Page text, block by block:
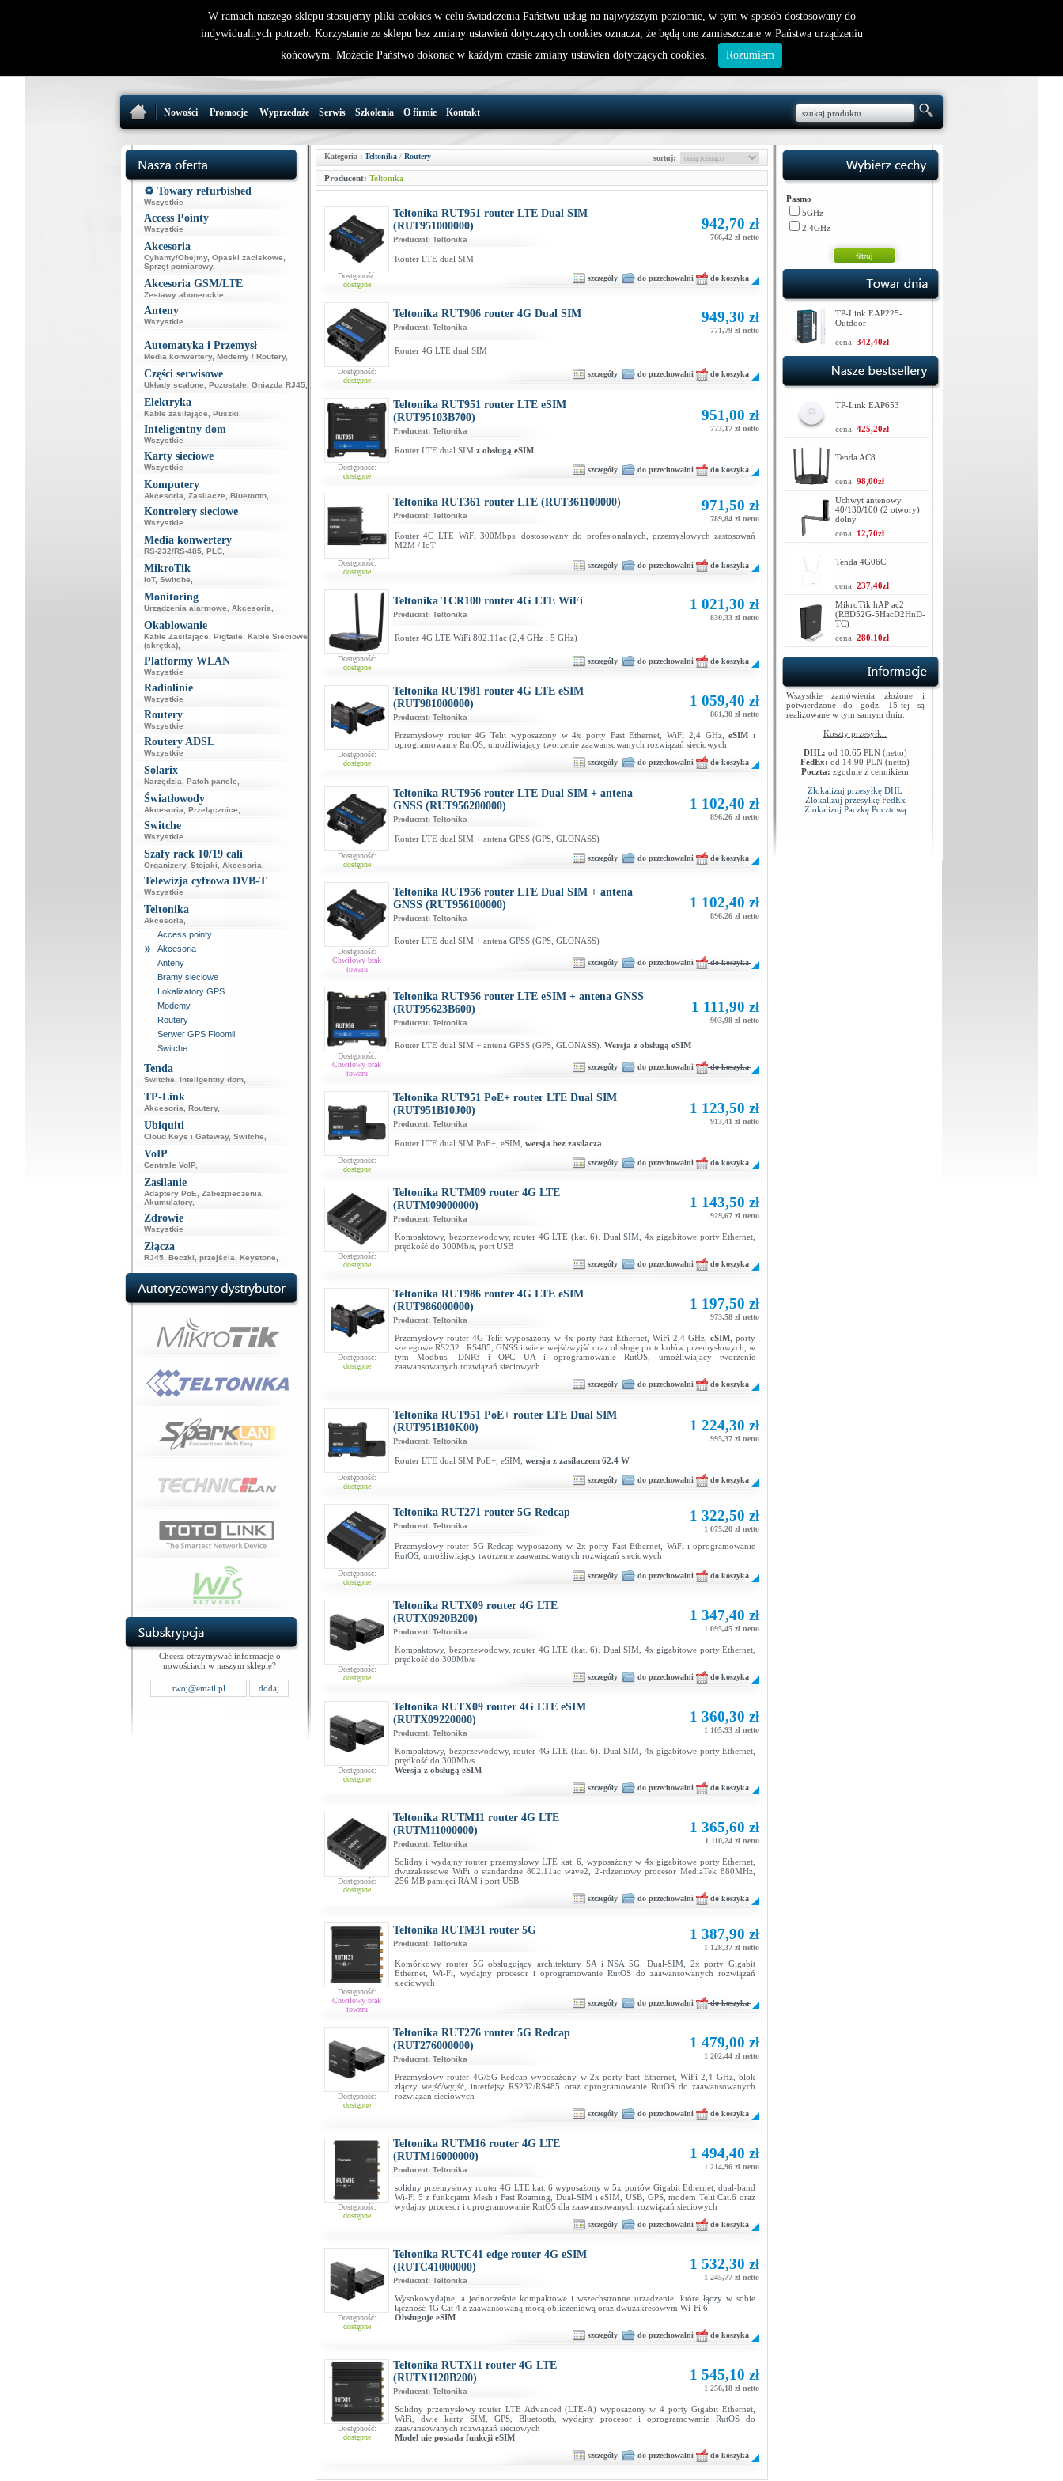
nowy klient
32 721 86 72
support@wirelesslan.com.pl
W koszyku jest 0 produktów(y)
Nowości Promocje Wyprzedaże Serwis Szkolenia O firmie Kontakt
♻️ Towary refurbished
Wszystkie
Access Pointy
Wszystkie
Akcesoria
Cybanty/Obejmy, Opaski zaciskowe
Sprzęt pomiarowy,
Akcesoria GSM/LTE
Zestawy abonenckie
Anteny
Wszystkie
Automatyka i Przemysł
Media konwertery, Modemy / Routery,
Części serwisowe
Układy scalone Pozostałe Gniazda RJ45,
Elektryka
Kable zasilające Puszki
Inteligentny dom
Wszystkie
Karty sieciowe
Wszystkie
Komputery
Akcesoria Zasilacze Bluetooth,
Kontrolery sieciowe
Wszystkie
Media konwertery
RS-232/RS-485, PLC,
MikroTik
IoT, Switche
Monitoring
Urządzenia alarmowe Akcesoria
Okablowanie
Kable Zasilające Pigtaile
Kable Sieciowe
(skrętka),
Platformy WLAN
Wszystkie
Radiolinie
Wszystkie
Routery
Wszystkie
Routery ADSL
Wszystkie
Solarix
Narzędzia Patch panele
Światłowody
Akcesoria Przełącznice
Switche
Wszystkie
Szafy rack 10/19 cali
Organizery, Stojaki Akcesoria
Telewizja cyfrowa DVB-T
Wszystkie
Teltonika
Akcesoria
Access pointy
Akcesoria
Anteny
Bramy sieciowe
Lokalizatory GPS
Modemy
Routery
Serwer GPS Floomli
Switche
Tenda
Switche Inteligentny dom,
TP-Link
Akcesoria Routery,
Ubiquiti
Cloud Keys i Gateway, Switche
VoIP
Centrale VoIP,
Zasilanie
Adaptery PoE Zabezpieczenia
Akumulatory,
Zdrowie
Wszystkie
Złącza
RJ45, Beczki, przejścia Keystone
Chcesz otrzymywać informacje o
nowościach w naszym sklepie?
Kategoria : Teltonika / Routery sortuj:
Producent: Teltonika
Dostępność:
dostępne
Teltonika RUT951 router LTE Dual SIM
(RUT951000000)
Producent: Teltonika
942,70 zł
766,42 zł netto
Router LTE dual SIM
szczegóły do przechowalni do koszyka
Dostępność:
dostępne
Teltonika RUT906 router 4G Dual SIM
Producent: Teltonika
949,30 zł
771,79 zł netto
Router 4G LTE dual SIM
szczegóły do przechowalni do koszyka
Dostępność:
dostępne
Teltonika RUT951 router LTE eSIM
(RUT95103B700)
Producent: Teltonika
951,00 zł
773,17 zł netto
Router LTE dual SIM z obsługą eSIM
szczegóły do przechowalni do koszyka
Dostępność:
dostępne
Teltonika RUT361 router LTE (RUT361100000)
Producent: Teltonika
971,50 zł
789,84 zł netto
Router 4G LTE WiFi 300Mbps, dostosowany do profesjonalnych, przemysłowych zastosowań
M2M / IoT
szczegóły do przechowalni do koszyka
Dostępność:
dostępne
Teltonika TCR100 router 4G LTE WiFi
Producent: Teltonika
1 021,30 zł
830,33 zł netto
Router 4G LTE WiFi 802.11ac (2,4 GHz i 5 GHz)
szczegóły do przechowalni do koszyka
Dostępność:
dostępne
Teltonika RUT981 router 4G LTE eSIM
(RUT981000000)
Producent: Teltonika
1 059,40 zł
861,30 zł netto
Przemysłowy router 4G Telit wyposażony w 4x porty Fast Ethernet, WiFi 2,4 GHz,eSIM i
oprogramowanie RutOS, umożliwiający tworzenie zaawansowanych rozwiązań sieciowych
szczegóły do przechowalni do koszyka
Dostępność:
dostępne
Teltonika RUT956 router LTE Dual SIM + antena
GNSS (RUT956200000)
Producent: Teltonika
1 102,40 zł
896,26 zł netto
Router LTE dual SIM + antena GPSS (GPS, GLONASS)
szczegóły do przechowalni do koszyka
Dostępność:
Chwilowy brak
towaru
Teltonika RUT956 router LTE Dual SIM + antena
GNSS (RUT956100000)
Producent: Teltonika
1 102,40 zł
896,26 zł netto
Router LTE dual SIM + antena GPSS (GPS, GLONASS)
szczegóły do przechowalni do koszyka
Dostępność:
Chwilowy brak
towaru
Teltonika RUT956 router LTE eSIM + antena GNSS
(RUT95623B600)
Producent: Teltonika
1 111,90 zł
903,98 zł netto
Router LTE dual SIM + antena GPSS (GPS, GLONASS). Wersja z obsługą eSIM
szczegóły do przechowalni do koszyka
Dostępność:
dostępne
Teltonika RUT951 PoE+ router LTE Dual SIM
(RUT951B10J00)
Producent: Teltonika
1 123,50 zł
913,41 zł netto
Router LTE dual SIM PoE+, eSIM, wersja bez zasilacza
szczegóły do przechowalni do koszyka
Dostępność:
dostępne
Teltonika RUTM09 router 4G LTE
(RUTM09000000)
Producent: Teltonika
1 143,50 zł
929,67 zł netto
Kompaktowy, bezprzewodowy, router 4G LTE (kat. 6). Dual SIM, 4x gigabitowe porty Ethernet,
prędkość do 300Mb/s, port USB
szczegóły do przechowalni do koszyka
Dostępność:
dostępne
Teltonika RUT986 router 4G LTE eSIM
(RUT986000000)
Producent: Teltonika
1 197,50 zł
973,58 zł netto
Przemysłowy router 4G Telit wyposażony w 4x porty Fast Ethernet, WiFi 2,4 GHz,eSIM , porty
szeregowe RS232 i RS485, GNSS i wiele wejść/wyjść oraz obsługę protokołów przemysłowych, w
tym Modbus, DNP3 i OPC UA i oprogramowanie RutOS, umożliwiający tworzenie
zaawansowanych rozwiązań sieciowych
szczegóły do przechowalni do koszyka
Dostępność:
dostępne
Teltonika RUT951 PoE+ router LTE Dual SIM
(RUT951B10K00)
Producent: Teltonika
1 224,30 zł
995,37 zł netto
Router LTE dual SIM PoE+, eSIM, wersja z zasilaczem 62.4 W
szczegóły do przechowalni do koszyka
Dostępność:
dostępne
Teltonika RUT271 router 5G Redcap
Producent: Teltonika
1 322,50 zł
1 075,20 zł netto
Przemysłowy router 5G Redcap wyposażony w 2x porty Fast Ethernet, WiFi i oprogramowanie
RutOS, umożliwiający tworzenie zaawansowanych rozwiązań sieciowych
szczegóły do przechowalni do koszyka
Dostępność:
dostępne
Teltonika RUTX09 router 4G LTE
(RUTX0920B200)
Producent: Teltonika
1 347,40 zł
1 095,45 zł netto
Kompaktowy, bezprzewodowy, router 4G LTE (kat. 6). Dual SIM, 4x gigabitowe porty Ethernet,
prędkość do 300Mb/s
szczegóły do przechowalni do koszyka
Dostępność:
dostępne
Teltonika RUTX09 router 4G LTE eSIM
(RUTX09220000)
Producent: Teltonika
1 360,30 zł
1 105,93 zł netto
Kompaktowy, bezprzewodowy, router 4G LTE (kat. 6). Dual SIM, 4x gigabitowe porty Ethernet,
prędkość do 300Mb/s
Wersja z obsługą eSIM
szczegóły do przechowalni do koszyka
Dostępność:
dostępne
Teltonika RUTM11 router 4G LTE
(RUTM11000000)
Producent: Teltonika
1 365,60 zł
1 110,24 zł netto
Solidny i wydajny router przemysłowy LTE kat. 6, wyposażony w 4x gigabitowe porty Ethernet,
dwuzakresowe WiFi o standardzie 802.11ac wave2, 2-rdzeniowy procesor MediaTek 880MHz,
256 MB pamięci RAM i port USB
szczegóły do przechowalni do koszyka
Dostępność:
Chwilowy brak
towaru
Teltonika RUTM31 router 5G
Producent: Teltonika
1 387,90 zł
1 128,37 zł netto
Komórkowy router 5G obsługujący architektury SA i NSA 5G, Dual-SIM, 2x porty Gigabit
Ethernet, Wi-Fi, wydajny procesor i oprogramowanie RutOS do zaawansowanych rozwiązań
sieciowych
szczegóły do przechowalni do koszyka
Dostępność:
dostępne
Teltonika RUT276 router 5G Redcap
(RUT276000000)
Producent: Teltonika
1 479,00 zł
1 202,44 zł netto
Przemysłowy router 4G/5G Redcap wyposażony w 2x porty Fast Ethernet, WiFi 2,4 GHz, blok
złączy wejść/wyjść, interfejsy RS232/RS485 oraz oprogramowanie RutOS do zaawansowanych
rozwiązań sieciowych
szczegóły do przechowalni do koszyka
Dostępność:
dostępne
Teltonika RUTM16 router 4G LTE
(RUTM16000000)
Producent: Teltonika
1 494,40 zł
1 214,96 zł netto
solidny przemysłowy router 4G LTE kat. 6 wyposażony w 5x portów Gigabit Ethernet, dual-band
Wi-Fi 5 z funkcjami Mesh i Fast Roaming, Dual-SIM i eSIM, USB, GPS, modem Telit Cat.6 oraz
wydajny procesor i oprogramowanie RutOS dla zaawansowanych rozwiązań sieciowych
szczegóły do przechowalni do koszyka
Dostępność:
dostępne
Teltonika RUTC41 edge router 4G eSIM
(RUTC41000000)
Producent: Teltonika
1 532,30 zł
1 245,77 zł netto
Wysokowydajne, a jednocześnie kompaktowe i wszechstronne urządzenie, które łączy w sobie
łączność 4G Cat 4 z zaawansowaną mocą obliczeniową oraz dwuzakresowym Wi-Fi 6
Obsługuje eSIM
szczegóły do przechowalni do koszyka
Dostępność:
dostępne
Teltonika RUTX11 router 4G LTE
(RUTX1120B200)
Producent: Teltonika
1 545,10 zł
1 256,18 zł netto
Solidny przemysłowy router LTE Advanced (LTE-A) wyposażony w 4 porty Gigabit Ethernet,
WiFi, dwie karty SIM, GPS, Bluetooth, wydajny procesor i oprogramowanie RutOS do
zaawansowanych rozwiązań sieciowych
Model nie posiada funkcji eSIM
szczegóły do przechowalni do koszyka
Pasmo
5GHz
2.4GHz
TP-Link EAP225-
Outdoor
cena: 342,40zł
TP-Link EAP653
cena: 425,20zł
Tenda AC8
cena: 98,00zł
Uchwyt antenowy
40/130/100 (2 otwory)
dolny
cena: 12,70zł
Tenda 4G06C
cena: 237,40zł
MikroTik hAP ac2
(RBD52G-5HacD2HnD-
TC)
cena: 280,10zł
Wszystkie zamówienia złożone i
potwierdzone do godz. 15-tej są
realizowane w tym samym dniu.
Koszty przesyłki:
DHL: od 10.65 PLN (netto)
FedEx: od 14.90 PLN (netto)
Poczta: zgodnie z cennikiem
Zlokalizuj przesyłkę DHL
Zlokalizuj przesyłkę FedEx
Zlokalizuj Paczkę Pocztową
W ramach naszego sklepu stosujemy pliki cookies w celu świadczenia Państwu usług na najwyższym poziomie, w tym w sposób dostosowany do
indywidualnych potrzeb. Korzystanie ze sklepu bez zmiany ustawień dotyczących cookies oznacza, że będą one zamieszczane w Państwa urządzeniu
końcowym. Możecie Państwo dokonać w każdym czasie zmiany ustawień dotyczących cookies.
Rozumiem